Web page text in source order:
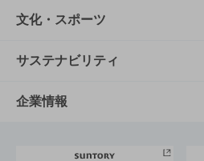
商品一覧
商品発売情報
栄養成分一覧
知る・楽しむTOP
キャンペーン
工場見学
文化・スポーツ
文化・スポーツTOP
サントリーホール
サステナビリティ
サステナビリティTOP
企業情報